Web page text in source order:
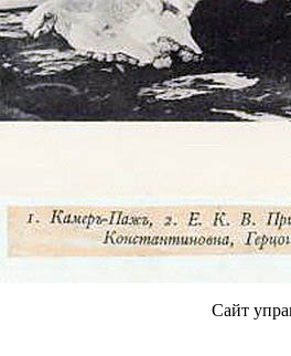
Сайт